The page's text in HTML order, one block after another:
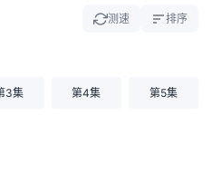
测速 排序
3集 第4集 第5集